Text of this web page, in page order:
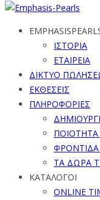
ΙΣΤΟΡΙΑ
ΕΤΑΙΡΕΙΑ
ΔΙΚΤΥΟ
ΕΚΘΕΣΕΙΣ
ΠΛΗΡΟΦΟΡΙΕΣ
ΤΑ ΔΩΡΑ
ΚΑΤΑΛΟΓΟΙ
ONLINE